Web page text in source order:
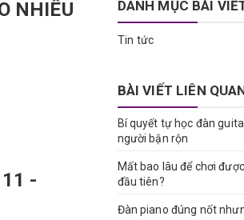
NHIÊU
-
DANH MỤC BÀI
Tin tức
BÀI VIẾT LIÊN
Bí quyết tự học đàn
người bận rộn
Mất bao lâu để chơi
đầu tiên?
Đàn piano đúng nốt